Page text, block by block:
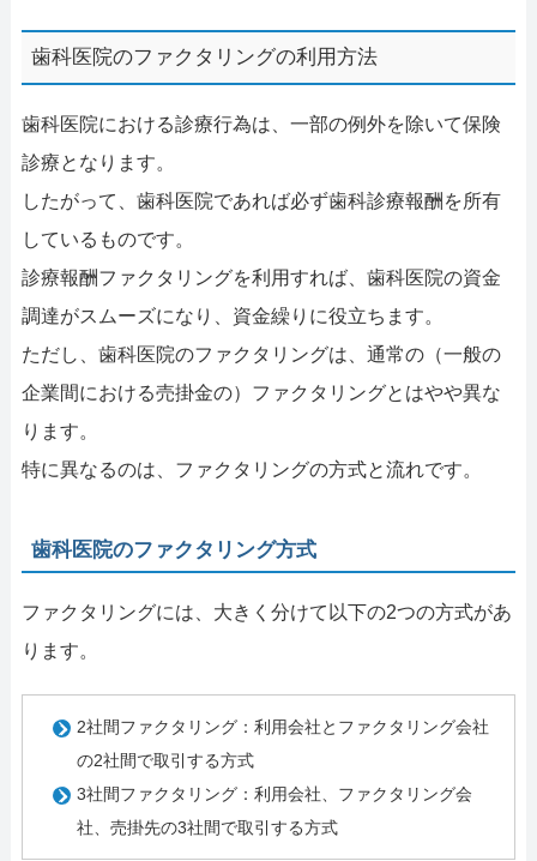
歯科医院のファクタリングの利用方法
歯科医院における診療行為は、一部の例外を除いて保険
診療となります。
したがって、歯科医院であれば必ず歯科診療報酬を所有
しているものです。
診療報酬ファクタリングを利用すれば、歯科医院の資金
調達がスムーズになり、資金繰りに役立ちます。
ただし、歯科医院のファクタリングは、通常の（一般の
企業間における売掛金の）ファクタリングとはやや異な
ります。
特に異なるのは、ファクタリングの方式と流れです。
歯科医院のファクタリング方式
ファクタリングには、大きく分けて以下の2つの方式があ
ります。
2社間ファクタリング：利用会社とファクタリング会社
の2社間で取引する方式
3社間ファクタリング：利用会社、ファクタリング会
社、売掛先の3社間で取引する方式